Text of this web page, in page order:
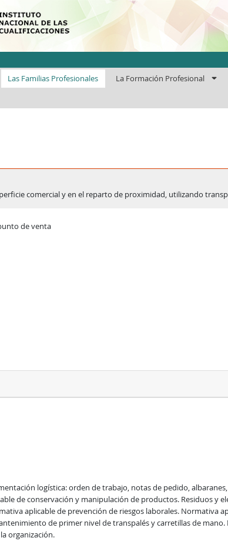
de las
Las Familias Profesionales La Formación Profesional
comercial y en el reparto de proximidad, utilizando
de venta
logística: orden de trabajo, notas de pedido,
de conservación y manipulación de productos. Residuos y
aplicable de prevención de riesgos laborales. Normativa
de primer nivel de transpalés y carretillas de
organización.